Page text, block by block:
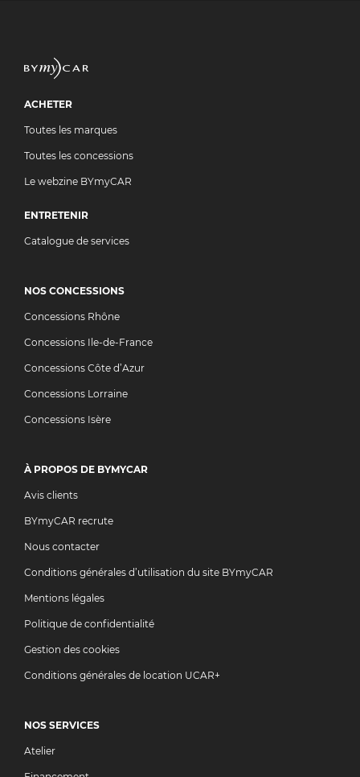
ACHETER
Toutes les marques
Toutes les concessions
Le webzine BYmyCAR
ENTRETENIR
Catalogue de services
NOS CONCESSIONS
Concessions Rhône
Concessions Ile-de-France
Concessions Côte d’Azur
Concessions Lorraine
Concessions Isère
À PROPOS DE BYMYCAR
Avis clients
BYmyCAR recrute
Nous contacter
Conditions générales d’utilisation du site BYmyCAR
Mentions légales
Politique de confidentialité
Gestion des cookies
Conditions générales de location UCAR+
NOS SERVICES
Atelier